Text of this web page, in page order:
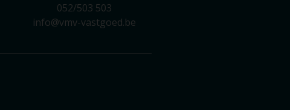
052/503 503
info@vmv-vastgoed.be